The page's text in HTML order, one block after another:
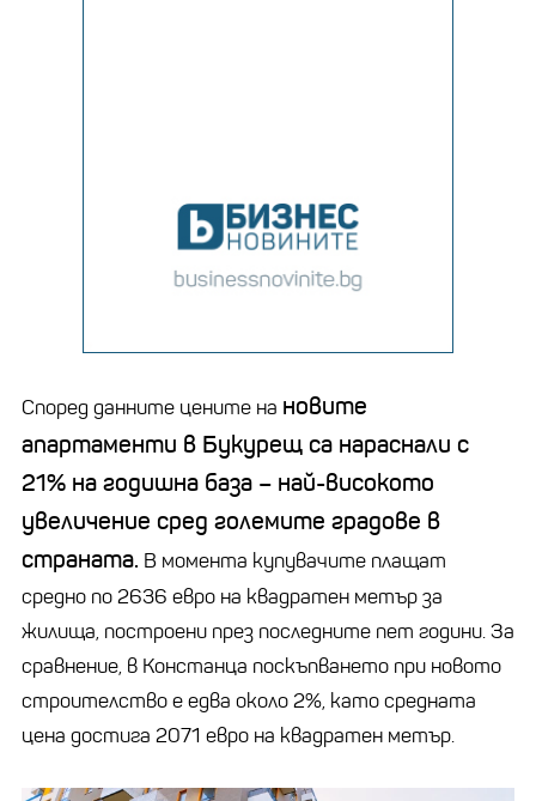
Според данните цените на новите
апартаменти в Букурещ са нараснали с
21% на годишна база – най-високото
увеличение сред големите градове в
страната. В момента купувачите плащат
средно по 2636 евро на квадратен метър за
жилища, построени през последните пет години. За
сравнение, в Констанца поскъпването при новото
строителство е едва около 2%, като средната
цена достига 2071 евро на квадратен метър.